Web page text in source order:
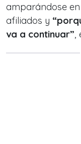
amparándose
afiliados y
va a continuar”